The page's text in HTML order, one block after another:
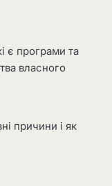
є програми та
власного
причини і як